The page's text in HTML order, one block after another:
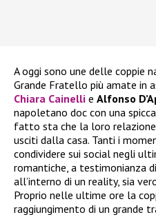
A oggi sono une delle coppie
Grande Fratello più amate in
Chiara Cainelli e Alfonso
napoletano doc con una
fatto sta che la loro
usciti dalla casa. Tanti i
condividere sui social negli
romantiche, a testimonianza
all’interno di un reality, sia
Proprio nelle ultime ore la
raggiungimento di un grande